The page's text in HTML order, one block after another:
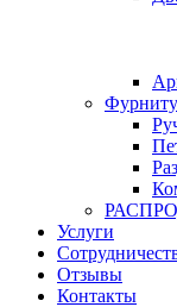
Услуги
Отзывы
Контакты